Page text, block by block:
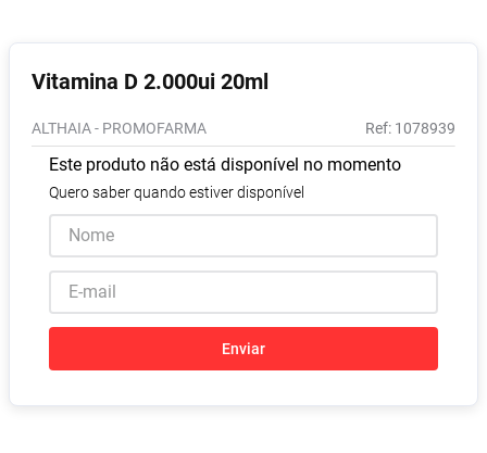
Vitamina D 2.000ui 20ml
ALTHAIA - PROMOFARMA : 1078939
Este produto não está disponível no momento
Quero saber quando estiver disponível
Enviar
6º Desodorante
7º Shampoo
8 Absorvente
9º Pampers Confort Sec
10 º